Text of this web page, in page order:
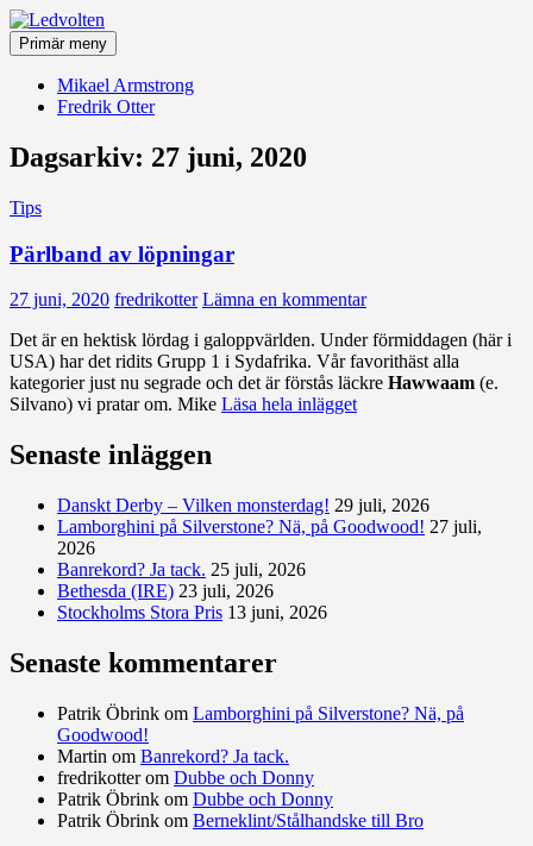
Hoppa
till
innehåll
Ledvolten
Primär meny
Mikael Armstrong
Fredrik Otter
Dagsarkiv: 27 juni, 2020
Tips
Pärlband av löpningar
27 juni, 2020 fredrikotter Lämna en kommentar
Det är en hektisk lördag i galoppvärlden. Under förmiddagen (här i
USA) har det ridits Grupp 1 i Sydafrika. Vår favorithäst alla
kategorier just nu segrade och det är förstås läckre Hawwaam (e.
Silvano) vi pratar om. Mike Läsa hela inlägget
Senaste inläggen
Danskt Derby – Vilken monsterdag! 29 juli, 2026
Lamborghini på Silverstone? Nä, på Goodwood! 27 juli,
2026
Banrekord? Ja tack. 25 juli, 2026
Bethesda (IRE) 23 juli, 2026
Stockholms Stora Pris 13 juni, 2026
Senaste kommentarer
Patrik Öbrink om Lamborghini på Silverstone? Nä, på
Goodwood!
Martin om Banrekord? Ja tack.
fredrikotterom Dubbe och Donny
Patrik Öbrink om Dubbe och Donny
Patrik Öbrink om Berneklint/Stålhandske till Bro